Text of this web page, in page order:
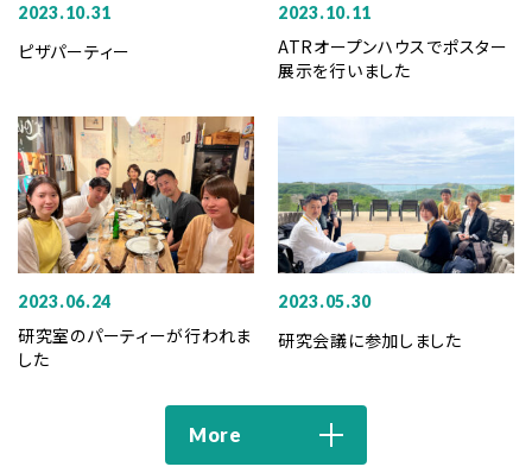
2023.10.31
ピザパーティー
2023.10.11
ATRオープンハウスでポスター
展示を行いました
2023.06.24
研究室のパーティーが行われま
した
2023.05.30
研究会議に参加しました
More